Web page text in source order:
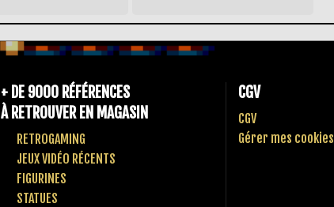
+ DE 9000 RÉFÉRENCES
À RETROUVER EN MAGASIN
RETROGAMING
JEUX VIDÉO RÉCENTS
FIGURINES
STATUES
CGV
CGV
Gérer mes cookies